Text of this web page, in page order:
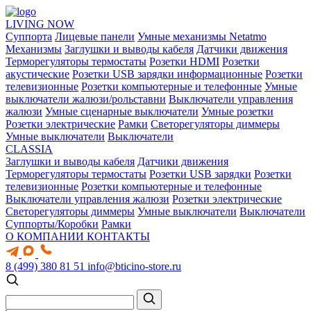
LIVING NOW
Суппорта Лицевые панели Умные механизмы Netatmo
Механизмы Заглушки и выводы кабеля Датчики движения
Терморегуляторы термостаты Розетки HDMI Розетки
акустические Розетки USB зарядки информационные Розетки
телевизионные Розетки компьютерные и телефонные Умные
выключатели жалюзи/рольставни Выключатели управления
жалюзи Умные сценарные выключатели Умные розетки
Розетки электрические Рамки Светорегуляторы диммеры
Умные выключатели Выключатели
CLASSIA
Заглушки и выводы кабеля Датчики движения
Терморегуляторы термостаты Розетки USB зарядки Розетки
телевизионные Розетки компьютерные и телефонные
Выключатели управления жалюзи Розетки электрические
Светорегуляторы диммеры Умные выключатели Выключатели
Суппорты/Коробки Рамки
О КОМПАНИИ КОНТАКТЫ
8 (499) 380 81 51 info@bticino-store.ru